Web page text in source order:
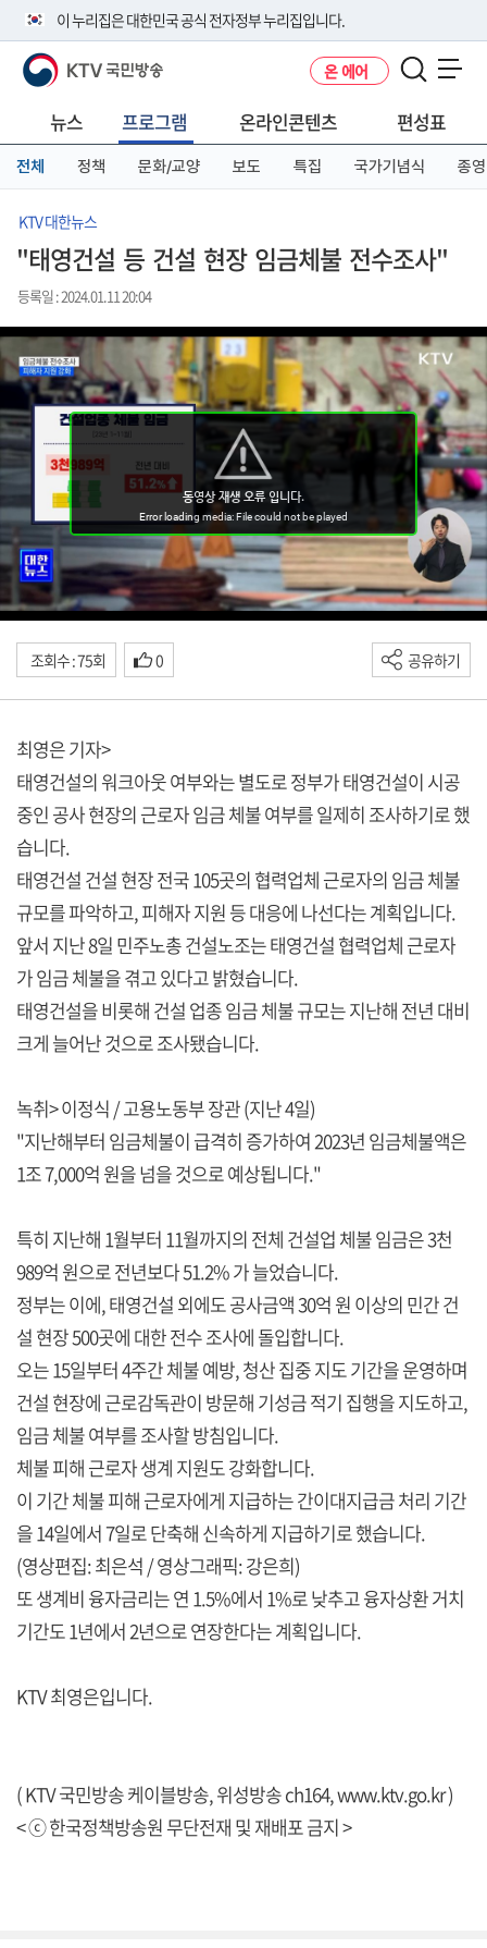
이 누리집은 대한민국 공식 전자정부 누리집입니다.
공식 누리집 주소 확인하기
니다.
이밖에 or.kr 또는 .kr등 다른 도메인 주소를 사용하고 있다면 아래 URL에
서 도메인 주소를 확인해 보세요
KTV 국민방송 온 에어
뉴스 프로그램 온라인콘텐츠 편성표
전체 정책 문화/교양 보도 특집 국가기념식 종영
KTV 대한뉴스
"태영건설 등 건설 현장 임금체불 전수조사"
등록일 : 2024.01.11 20:04
조회수 : 75회 0 공유하기
최영은 기자>
태영건설의 워크아웃 여부와는 별도로 정부가 태영건설이 시공
중인 공사 현장의 근로자 임금 체불 여부를 일제히 조사하기로 했
습니다.
태영건설 건설 현장 전국 105곳의 협력업체 근로자의 임금 체불
규모를 파악하고, 피해자 지원 등 대응에 나선다는 계획입니다.
앞서 지난 8일 민주노총 건설노조는 태영건설 협력업체 근로자
가 임금 체불을 겪고 있다고 밝혔습니다.
태영건설을 비롯해 건설 업종 임금 체불 규모는 지난해 전년 대비
크게 늘어난 것으로 조사됐습니다.
녹취> 이정식 / 고용노동부 장관 (지난 4일)
"지난해부터 임금체불이 급격히 증가하여 2023년 임금체불액은
1조 7,000억 원을 넘을 것으로 예상됩니다."
특히 지난해 1월부터 11월까지의 전체 건설업 체불 임금은 3천
989억 원으로 전년보다 51.2% 가 늘었습니다.
정부는 이에, 태영건설 외에도 공사금액 30억 원 이상의 민간 건
설 현장 500곳에 대한 전수 조사에 돌입합니다.
오는 15일부터 4주간 체불 예방, 청산 집중 지도 기간을 운영하며
건설 현장에 근로감독관이 방문해 기성금 적기 집행을 지도하고,
임금 체불 여부를 조사할 방침입니다.
체불 피해 근로자 생계 지원도 강화합니다.
이 기간 체불 피해 근로자에게 지급하는 간이대지급금 처리 기간
을 14일에서 7일로 단축해 신속하게 지급하기로 했습니다.
(영상편집: 최은석 / 영상그래픽: 강은희)
또 생계비 융자금리는 연 1.5%에서 1%로 낮추고 융자상환 거치
기간도 1년에서 2년으로 연장한다는 계획입니다.
KTV 최영은입니다.
( KTV 국민방송 케이블방송, 위성방송 ch164,www.ktv.go.kr)
< ⓒ 한국정책방송원 무단전재 및 재배포 금지 >